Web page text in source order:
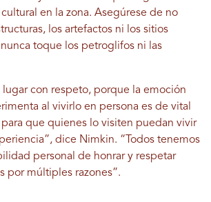
en la zona. Asegúrese de no
los artefactos ni los sitios
toque los petroglifos ni las
lugar con respeto, porque la emoción
al vivirlo en persona es de vital
que quienes lo visiten puedan vivir
dice Nimkin. “Todos tenemos
personal de honrar y respetar
por múltiples razones”.